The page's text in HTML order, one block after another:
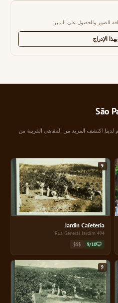
الصور والحصول على التميز.
الإدراج
لدينا, اكتشف المزيد من المقاهي القريبة من
9
Jardin Cafeteria
494 Rua General Jardim
9/10
$$$
9